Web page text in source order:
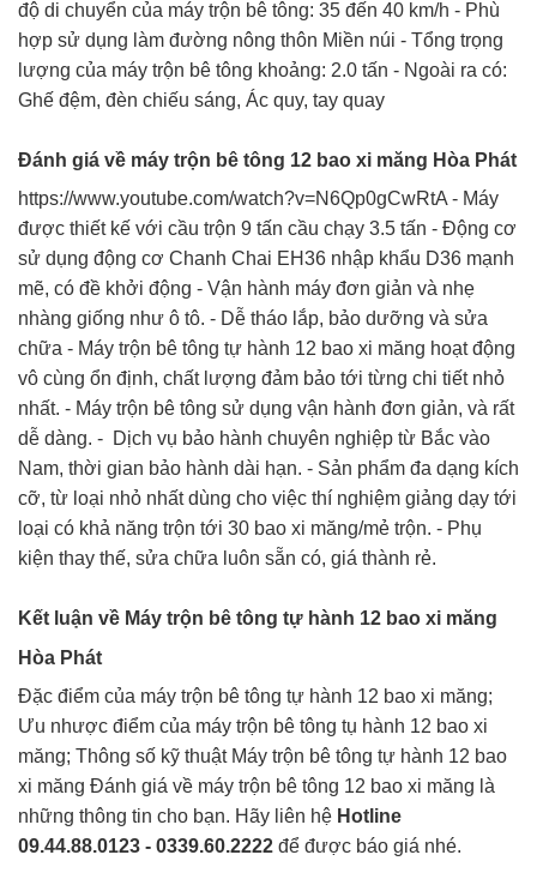
độ di chuyển của máy trộn bê tông: 35 đến 40 km/h - Phù
hợp sử dụng làm đường nông thôn Miền núi - Tổng trọng
lượng của máy trộn bê tông khoảng: 2.0 tấn - Ngoài ra có:
Ghế đệm, đèn chiếu sáng, Ác quy, tay quay
Đánh giá về máy trộn bê tông 12 bao xi măng Hòa Phát
https://www.youtube.com/watch?v=N6Qp0gCwRtA - Máy
được thiết kế với cầu trộn 9 tấn cầu chạy 3.5 tấn - Động cơ
sử dụng động cơ Chanh Chai EH36 nhập khẩu D36 mạnh
mẽ, có đề khởi động - Vận hành máy đơn giản và nhẹ
nhàng giống như ô tô. - Dễ tháo lắp, bảo dưỡng và sửa
chữa - Máy trộn bê tông tự hành 12 bao xi măng hoạt động
vô cùng ổn định, chất lượng đảm bảo tới từng chi tiết nhỏ
nhất. - Máy trộn bê tông sử dụng vận hành đơn giản, và rất
dễ dàng. - Dịch vụ bảo hành chuyên nghiệp từ Bắc vào
Nam, thời gian bảo hành dài hạn. - Sản phẩm đa dạng kích
cỡ, từ loại nhỏ nhất dùng cho việc thí nghiệm giảng dạy tới
loại có khả năng trộn tới 30 bao xi măng/mẻ trộn. - Phụ
kiện thay thế, sửa chữa luôn sẵn có, giá thành rẻ.
Kết luận về Máy trộn bê tông tự hành 12 bao xi măng
Hòa Phát
Đặc điểm của máy trộn bê tông tự hành 12 bao xi măng;
Ưu nhược điểm của máy trộn bê tông tụ hành 12 bao xi
măng; Thông số kỹ thuật Máy trộn bê tông tự hành 12 bao
xi măng Đánh giá về máy trộn bê tông 12 bao xi măng là
những thông tin cho bạn. Hãy liên hệ Hotline
09.44.88.0123 - 0339.60.2222 để được báo giá nhé.